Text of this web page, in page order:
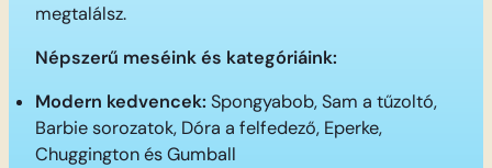
megtalálsz.
Népszerű meséink és kategóriáink:
Modern kedvencek: Spongyabob, Sam a tűzoltó,
Barbie sorozatok, Dóra a felfedező, Eperke,
Chuggington és Gumball